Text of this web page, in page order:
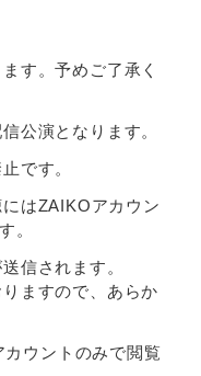
す。予めご了承く
公演となります。
です。
はZAIKOアカウン
。
信されます。
ますので、あらか
ウントのみで閲覧